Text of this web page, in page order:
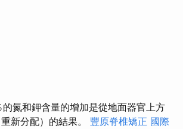
氮和鉀含量的增加是從地面器官上方
新分配）的結果。 豐原脊椎矯正 國際